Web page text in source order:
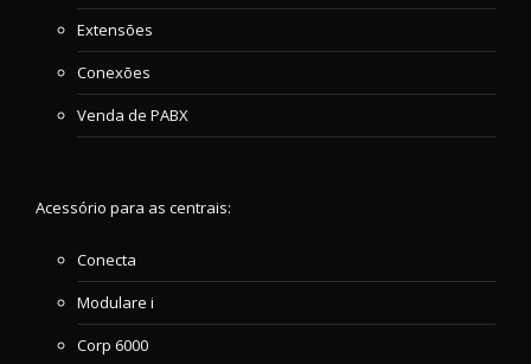
Extensões
Conexões
Venda de PABX
Acessório para as centrais:
Conecta
Modulare i
Corp 6000